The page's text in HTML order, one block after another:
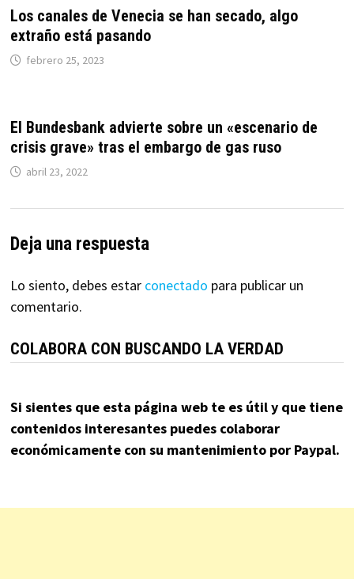
Los canales de Venecia se han secado, algo
extraño está pasando
febrero 25, 2023
El Bundesbank advierte sobre un «escenario de
crisis grave» tras el embargo de gas ruso
abril 23, 2022
Deja una respuesta
Lo siento, debes estar conectado para publicar un
comentario.
COLABORA CON BUSCANDO LA VERDAD
Si sientes que esta página web te es útil y que tiene
contenidos interesantes puedes colaborar
económicamente con su mantenimiento por Paypal.